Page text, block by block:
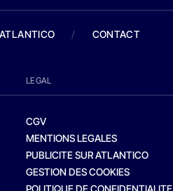
/ CONTACT
LEGAL
CGV
MENTIONS LEGALES
PUBLICITE SUR ATLANTICO
GESTION DES COOKIES
POLITIQUE DE CONFIDENTIALITE